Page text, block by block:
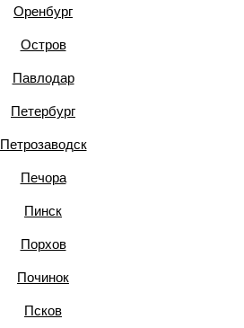
Оренбург
Остров
Павлодар
Петербург
Петрозаводск
Печора
Пинск
Порхов
Починок
Псков